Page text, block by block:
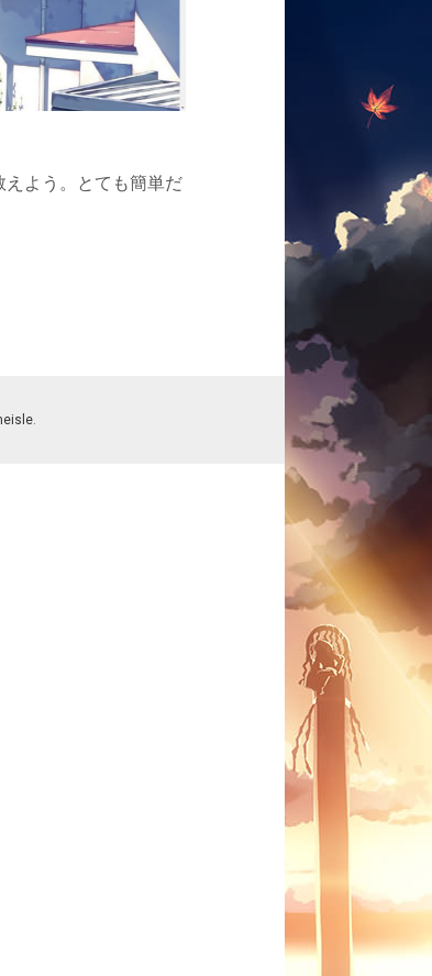
よう。とても簡単だ
.